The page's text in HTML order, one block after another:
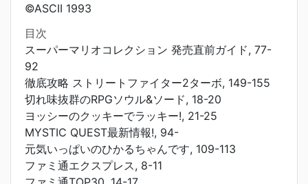
©ASCII 1993
目次
スーパーマリオコレクション 発売直前ガイド, 77-
92
徹底攻略 ストリートファイター2ターボ, 149-155
切れ味抜群のRPGソウル&ソード, 18-20
ヨッシーのクッキーでラッキー!, 21-25
MYSTIC QUEST最新情報!, 94-
元気いっぱいのひかるちゃんです, 109-113
ファミ通エクスプレス, 8-11